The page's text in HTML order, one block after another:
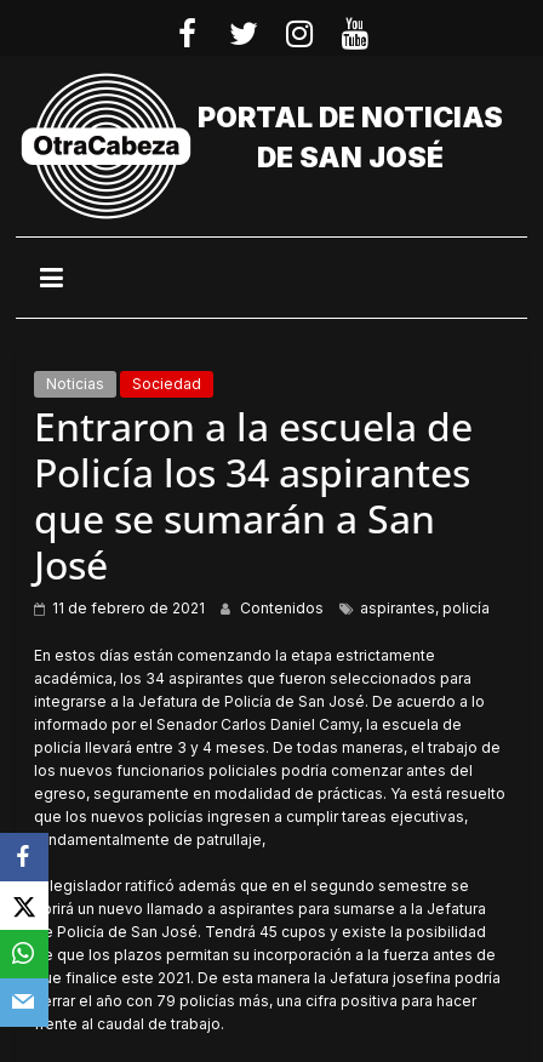
PORTAL DE NOTICIAS
DE SAN JOSÉ
Noticias Sociedad
Entraron a la escuela de
Policía los 34 aspirantes
que se sumarán a San
José
11 de febrero de 2021 Contenidos aspirantes,policía
En estos días están comenzando la etapa estrictamente
académica, los 34 aspirantes que fueron seleccionados para
integrarse a la Jefatura de Policía de San José. De acuerdo a lo
informado por el Senador Carlos Daniel Camy, la escuela de
policía llevará entre 3 y 4 meses. De todas maneras, el trabajo de
los nuevos funcionarios policiales podría comenzar antes del
egreso, seguramente en modalidad de prácticas. Ya está resuelto
que los nuevos policías ingresen a cumplir tareas ejecutivas,
fundamentalmente de patrullaje,
El legislador ratificó además que en el segundo semestre se
abrirá un nuevo llamado a aspirantes para sumarse a la Jefatura
de Policía de San José. Tendrá 45 cupos y existe la posibilidad
de que los plazos permitan su incorporación a la fuerza antes de
que finalice este 2021. De esta manera la Jefatura josefina podría
cerrar el año con 79 policías más, una cifra positiva para hacer
frente al caudal de trabajo.